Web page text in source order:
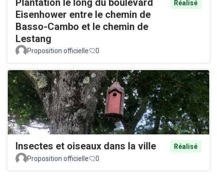
Eisenhower entre le chemin de
Basso-Cambo et le chemin de
Lestang
Réalisé
Proposition officielle 0
Insectes et oiseaux dans la ville
Réalisé
Proposition officielle
0